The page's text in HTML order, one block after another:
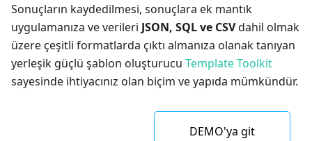
Sonuçların kaydedilmesi, sonuçlara ek mantık
uygulamanıza ve verileri JSON, SQL ve CSVdahil olmak
üzere çeşitli formatlarda çıktı almanıza olanak tanıyan
yerleşik güçlü şablon oluşturucu Template Toolkit
sayesinde ihtiyacınız olan biçim ve yapıda mümkündür.
DEMO'ya git